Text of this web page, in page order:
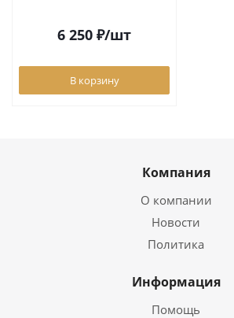
6 250 ₽/шт
В корзину
Компания
О компании
Новости
Политика
Информация
Помощь